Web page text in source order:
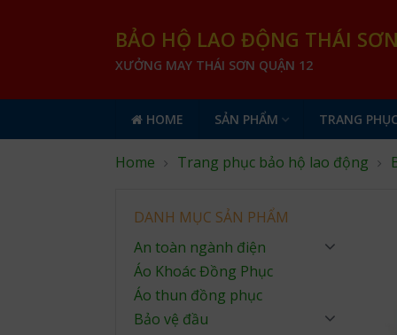
BẢO HỘ LAO ĐỘNG THÁI
XƯỞNG MAY THÁI SƠN QUẬN 12
HOME SẢN PHẨM TRANG
Home Trang phục bảo hộ lao động
DANH MỤC SẢN PHẨM
An toàn ngành điện
Áo Khoác Đồng Phục
Áo thun đồng phục
Bảo vệ đầu